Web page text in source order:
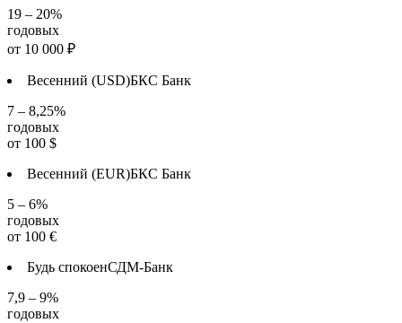
19 – 20%
годовых
от 10 000 ₽
Весенний (USD)БКС Банк
7 – 8,25%
годовых
от 100 $
Весенний (EUR)БКС Банк
5 – 6%
годовых
от 100 €
Будь спокоенСДМ-Банк
7,9 – 9%
годовых